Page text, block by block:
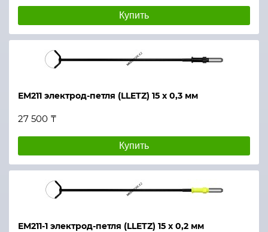
Купить
ЕМ211 электрод-петля (LLETZ) 15 х 0,3 мм
27 500 ₸
Купить
ЕМ211-1 электрод-петля (LLETZ) 15 х 0,2 мм